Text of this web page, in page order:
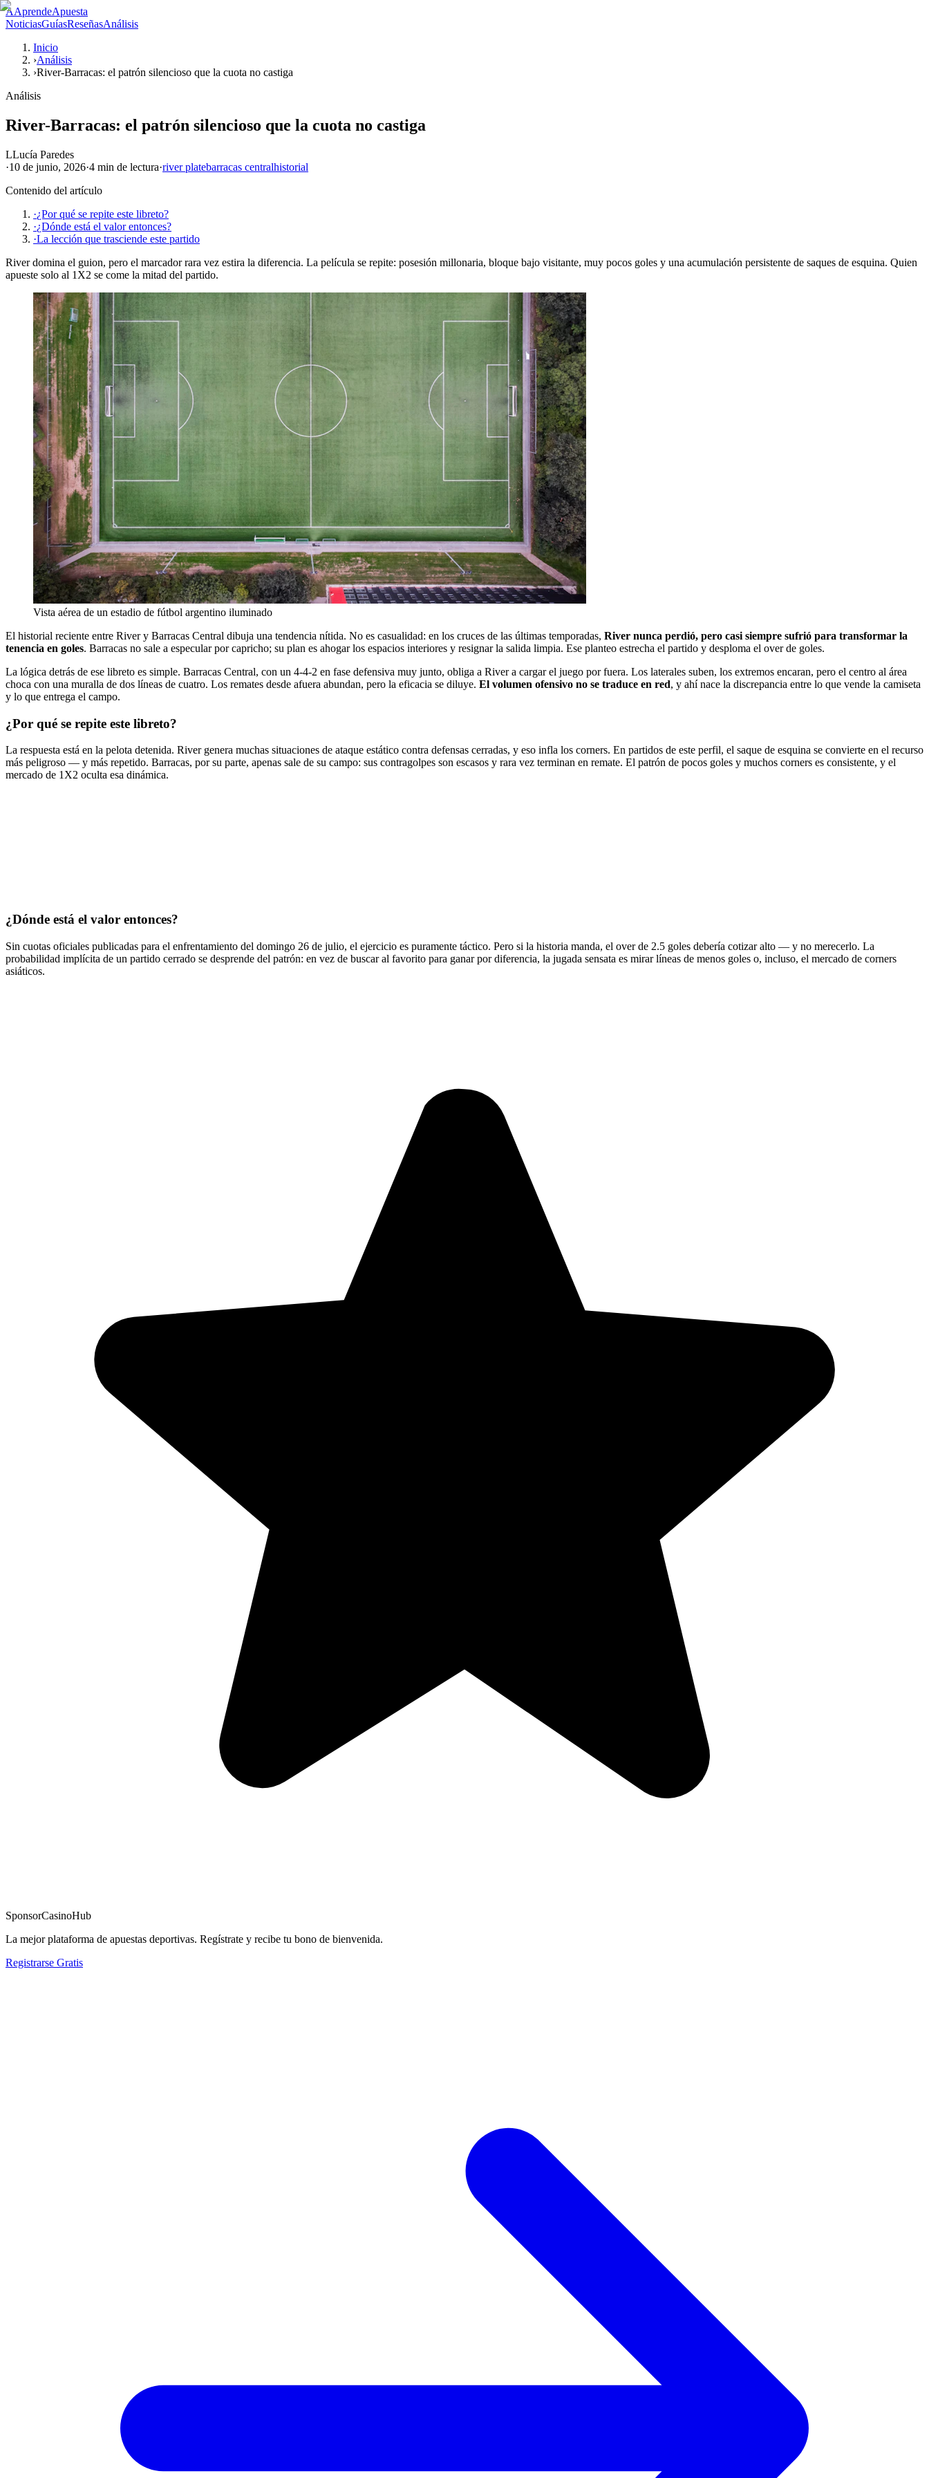
AAprendeApuesta
NoticiasGuíasReseñasAnálisis
Inicio
›Análisis
›River-Barracas: el patrón silencioso que la cuota no castiga
Análisis
River-Barracas: el patrón silencioso que la cuota no castiga
LLucía Paredes
·10 de junio, 2026·4 min de lectura·river platebarracas centralhistorial
Contenido del artículo
·¿Por qué se repite este libreto?
·¿Dónde está el valor entonces?
·La lección que trasciende este partido
River domina el guion, pero el marcador rara vez estira la diferencia. La película se repite: posesión millonaria, bloque bajo visitante, muy pocos goles y una acumulación persistente de saques de esquina. Quien
apueste solo al 1X2 se come la mitad del partido.
Vista aérea de un estadio de fútbol argentino iluminado
El historial reciente entre River y Barracas Central dibuja una tendencia nítida. No es casualidad: en los cruces de las últimas temporadas, River nunca perdió, pero casi siempre sufrió para transformar la
tenencia en goles. Barracas no sale a especular por capricho; su plan es ahogar los espacios interiores y resignar la salida limpia. Ese planteo estrecha el partido y desploma el over de goles.
La lógica detrás de ese libreto es simple. Barracas Central, con un 4-4-2 en fase defensiva muy junto, obliga a River a cargar el juego por fuera. Los laterales suben, los extremos encaran, pero el centro al área
choca con una muralla de dos líneas de cuatro. Los remates desde afuera abundan, pero la eficacia se diluye. El volumen ofensivo no se traduce en red, y ahí nace la discrepancia entre lo que vende la camiseta
y lo que entrega el campo.
¿Por qué se repite este libreto?
La respuesta está en la pelota detenida. River genera muchas situaciones de ataque estático contra defensas cerradas, y eso infla los corners. En partidos de este perfil, el saque de esquina se convierte en el recurso
más peligroso — y más repetido. Barracas, por su parte, apenas sale de su campo: sus contragolpes son escasos y rara vez terminan en remate. El patrón de pocos goles y muchos corners es consistente, y el
mercado de 1X2 oculta esa dinámica.
¿Dónde está el valor entonces?
Sin cuotas oficiales publicadas para el enfrentamiento del domingo 26 de julio, el ejercicio es puramente táctico. Pero si la historia manda, el over de 2.5 goles debería cotizar alto — y no merecerlo. La
probabilidad implícita de un partido cerrado se desprende del patrón: en vez de buscar al favorito para ganar por diferencia, la jugada sensata es mirar líneas de menos goles o, incluso, el mercado de corners
asiáticos.
SponsorCasinoHub
La mejor plataforma de apuestas deportivas. Regístrate y recibe tu bono de bienvenida.
Registrarse Gratis